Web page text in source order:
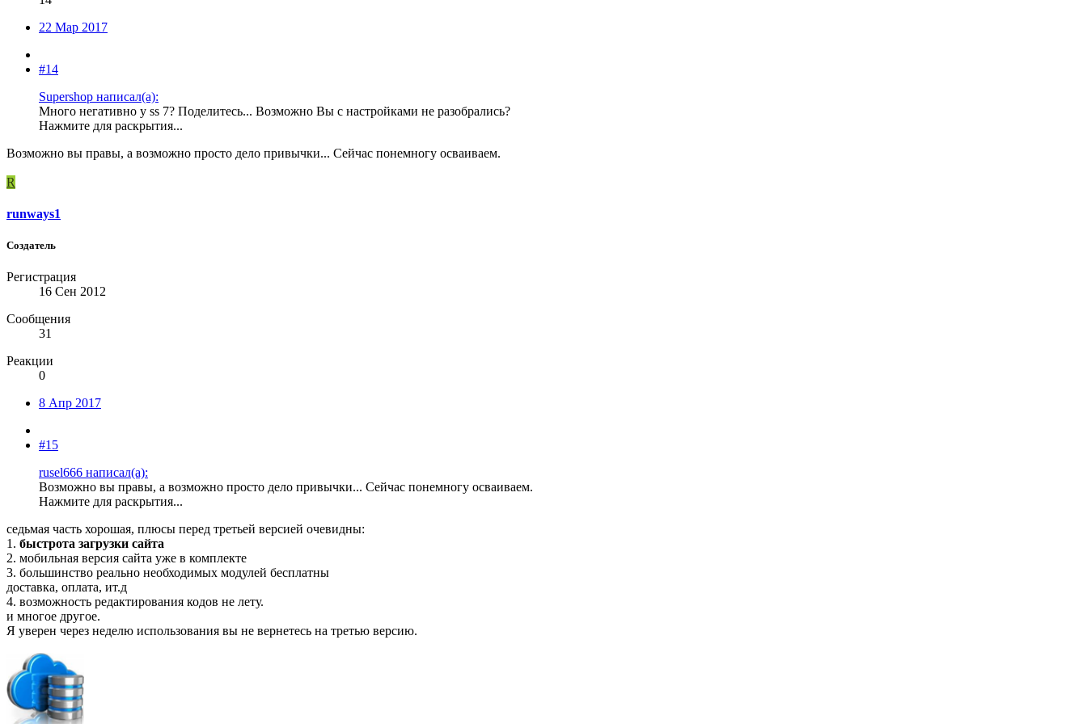
22 Мар 2017
#14
Supershop написал(а):
Много негативно у ss 7? Поделитесь... Возможно Вы с настройками не разобрались?
Нажмите для раскрытия...
Возможно вы правы, а возможно просто дело привычки... Сейчас понемногу осваиваем.
R
runways1
Создатель
Регистрация
16 Сен 2012
Сообщения
31
Реакции
0
8 Апр 2017
#15
rusel666 написал(а):
Возможно вы правы, а возможно просто дело привычки... Сейчас понемногу осваиваем.
Нажмите для раскрытия...
седьмая часть хорошая, плюсы перед третьей версией очевидны:
1. быстрота загрузки сайта
2. мобильная версия сайта уже в комплекте
3. большинство реально необходимых модулей бесплатны
доставка, оплата, ит.д
4. возможность редактирования кодов не лету.
и многое другое.
Я уверен через неделю использования вы не вернетесь на третью версию.